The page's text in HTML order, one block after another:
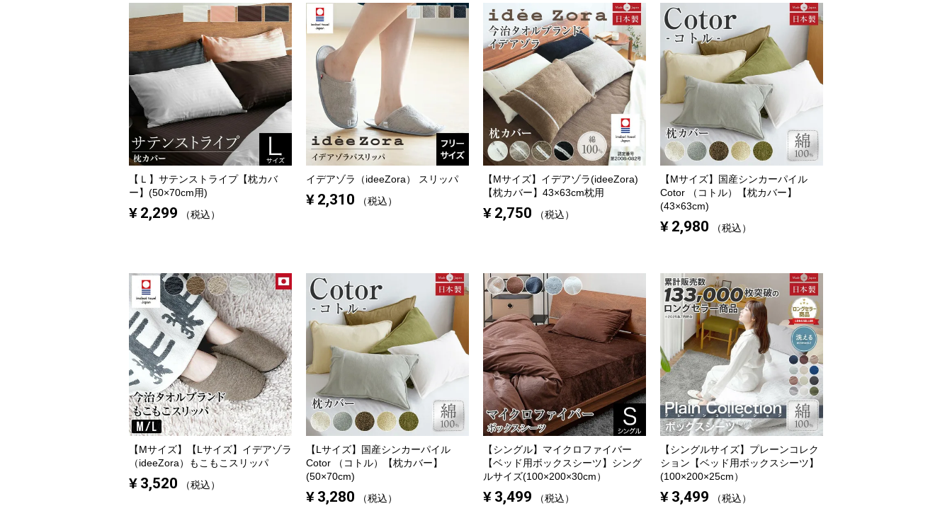
【Ｌ】 サテンストライプ【枕カバ
ー】(50×70cm用)
¥ 2,299 税込
イデアゾラ（ideeZora） スリッパ
¥ 2,310 税込
【Mサイズ】 イデアゾラ(ideeZora)
【枕カバー】43×63cm枕用
¥ 2,750 税込
【Mサイズ】 国産シンカーパイル
Cotor （コトル）【枕カバー】
(43×63cm)
¥ 2,980 税込
【Mサイズ】【Lサイズ】イデアゾラ
（ideeZora）もこもこスリッパ
¥ 3,520 税込
【Lサイズ】 国産シンカーパイル
Cotor （コトル）【枕カバー】
(50×70cm)
¥ 3,280 税込
【シングル】 マイクロファイバー
【ベッド用ボックスシーツ】シング
ルサイズ(100×200×30cm）
¥ 3,499 税込
【シングルサイズ】 プレーンコレク
ション【ベッド用ボックスシーツ】
(100×200×25cm）
¥ 3,499 税込